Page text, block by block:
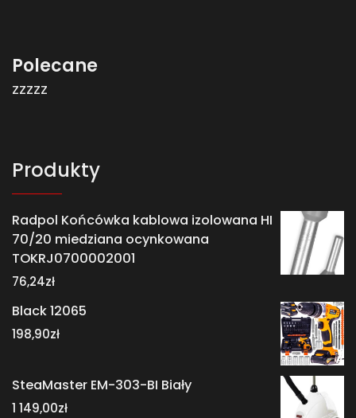
Polecane
zzzzz
Produkty
Radpol Końcówka kablowa izolowana HI
70/20 miedziana ocynkowana
TOKRJ0700002001
76,24zł
Black 12065
198,90zł
SteaMaster EM-303-BI Biały
1 149,00zł